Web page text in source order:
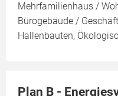
Mehrfamilienhaus /
Bürogebäude /
Hallenbauten,
Plan B -